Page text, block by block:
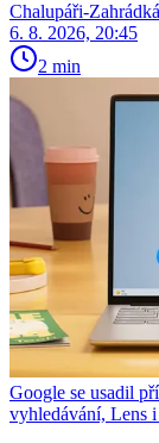
Chalupáři-
6. 8. 2026, 20:45
2 min
Google se usadil
vyhledávání, Lens